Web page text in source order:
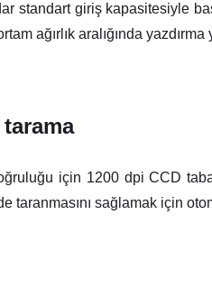
standart giriş kapasitesiyle
ağırlık aralığında
için 1200 dpi CCD
taranmasını sağlamak için